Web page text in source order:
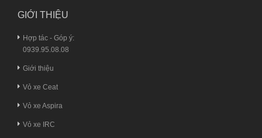
GIỚI THIỆU
Hợp tác - Góp ý:
0939.95.08.08
Giới thiệu
Vỏ xe Ceat
Vỏ xe Aspira
Vỏ xe IRC